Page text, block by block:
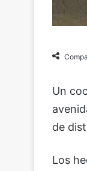
Un
de
Los